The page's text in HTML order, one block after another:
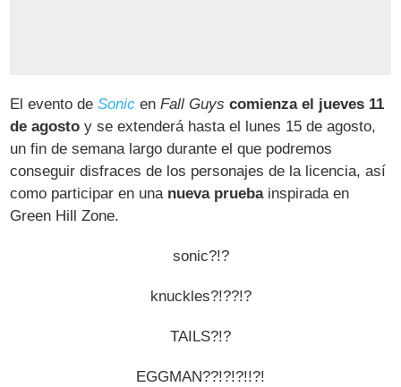
El evento deSonic enFall Guys comienza el jueves 11
de agosto y se extenderá hasta el lunes 15 de agosto,
un fin de semana largo durante el que podremos
conseguir disfraces de los personajes de la licencia, así
como participar en una nueva pruebainspirada en
Green Hill Zone.
sonic?!?
knuckles?!??!?
TAILS?!?
EGGMAN??!?!?!!?!